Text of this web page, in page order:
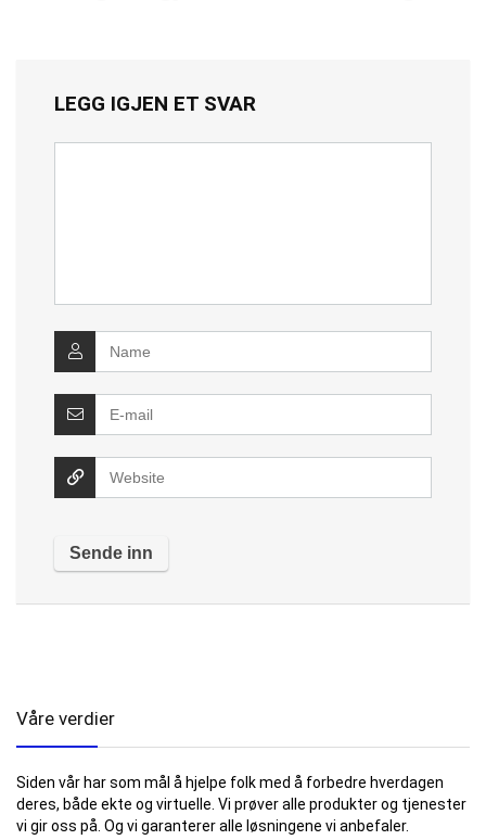
LEGG IGJEN ET SVAR
Våre verdier
Siden vår har som mål å hjelpe folk med å forbedre hverdagen
deres, både ekte og virtuelle. Vi prøver alle produkter og tjenester
vi gir oss på. Og vi garanterer alle løsningene vi anbefaler.